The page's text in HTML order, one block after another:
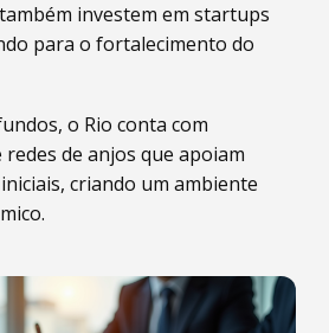
investem em startups
para o fortalecimento do
o Rio conta com
de anjos que apoiam
criando um ambiente